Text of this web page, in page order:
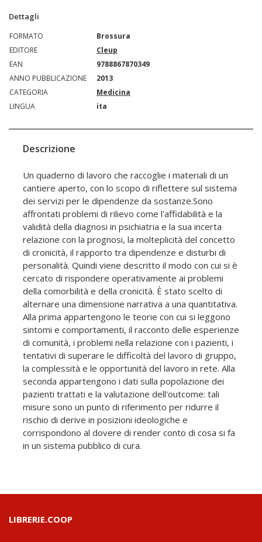
Dettagli
FORMATO
Brossura
EDITORE
Cleup
EAN
9788867870349
ANNO PUBBLICAZIONE
2013
CATEGORIA
Medicina
LINGUA
ita
Descrizione
Un quaderno di lavoro che raccoglie i materiali di un
cantiere aperto, con lo scopo di riflettere sul sistema
dei servizi per le dipendenze da sostanze.Sono
affrontati problemi di rilievo come l'affidabilità e la
validità della diagnosi in psichiatria e la sua incerta
relazione con la prognosi, la molteplicità del concetto
di cronicità, il rapporto tra dipendenze e disturbi di
personalità. Quindi viene descritto il modo con cui si è
cercato di rispondere operativamente ai problemi
della comorbilità e della cronicità. È stato scelto di
alternare una dimensione narrativa a una quantitativa.
Alla prima appartengono le teorie con cui si leggono
sintomi e comportamenti, il racconto delle esperienze
di comunità, i problemi nella relazione con i pazienti, i
tentativi di superare le difficoltà del lavoro di gruppo,
la complessità e le opportunità del lavoro in rete. Alla
seconda appartengono i dati sulla popolazione dei
pazienti trattati e la valutazione dell'outcome: tali
misure sono un punto di riferimento per ridurre il
rischio di derive in posizioni ideologiche e
corrispondono al dovere di render conto di cosa si fa
in un sistema pubblico di cura.
LIBRERIE.COOP